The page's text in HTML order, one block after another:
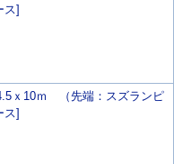
ス]
ｘ10ｍ （先端：スズランピ
ス]